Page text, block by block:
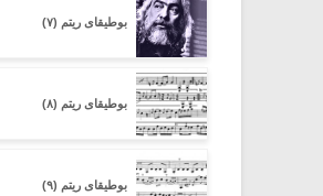
بوطیقای ریتم (۷)
بوطیقای ریتم (۸)
بوطیقای ریتم (۹)